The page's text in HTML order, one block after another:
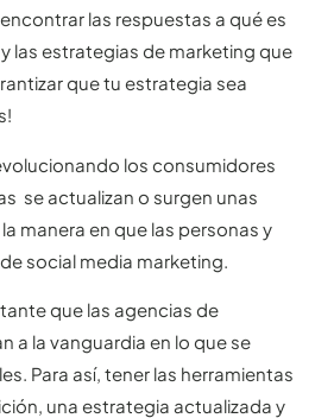
las respuestas a qué es
las estrategias de marketing que
que tu estrategia sea
los consumidores
se actualizan o surgen unas
manera en que las personas y
social media marketing.
que las agencias de
a la vanguardia en lo que se
Para así, tener las herramientas
una estrategia actualizada y